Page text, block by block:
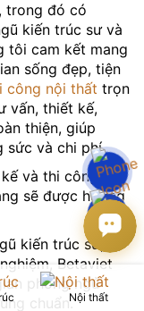
trong đó có
kiến trúc sư và
tôi cam kết mang
sống đẹp, tiện
công nội thất trọn
vấn, thiết kế,
thiện, giúp
sức và chi phí.
và thi công
sẽ được hưởng
kiến trúc sư,
Betaviet
phòng ngủ
chuẩn.Nội thất